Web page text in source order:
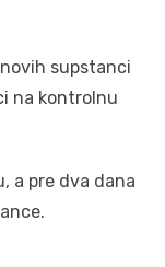
supstanci
na kontrolnu
a pre dva dana